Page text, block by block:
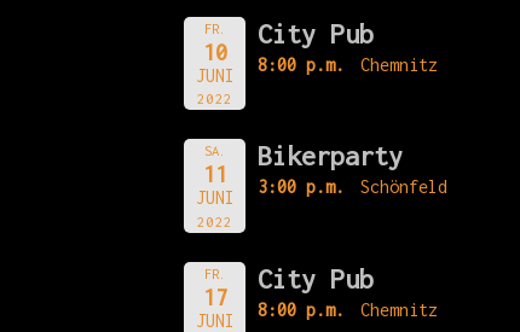
FR.
10
JUNI
2022
City Pub
8:00 p.m. Chemnitz
SA.
11
JUNI
2022
Bikerparty
3:00 p.m. Schönfeld
FR.
17
JUNI
City Pub
8:00 p.m. Chemnitz